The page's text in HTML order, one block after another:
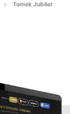
Tomek Jubiler